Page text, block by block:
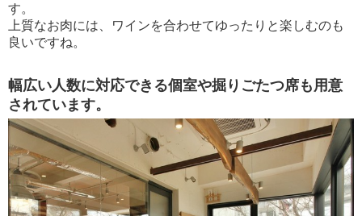
す。
上質なお肉には、ワインを合わせてゆったりと楽しむのも
良いですね。
幅広い人数に対応できる個室や掘りごたつ席も用意
されています。